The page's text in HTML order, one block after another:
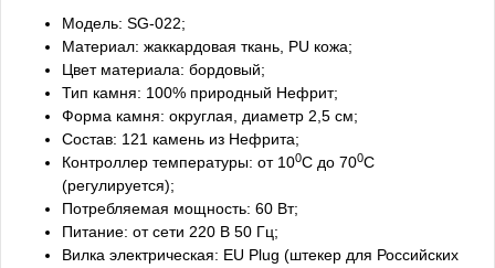
Модель: SG-022;
Материал: жаккардовая ткань, PU кожа;
Цвет материала: бордовый;
Тип камня: 100% природный Нефрит;
Форма камня: округлая, диаметр 2,5 см;
Состав: 121 камень из Нефрита;
Контроллер температуры: от 100С до 700С
(регулируется);
Потребляемая мощность: 60 Вт;
Питание: от сети 220 В 50 Гц;
Вилка электрическая: EU Plug (штекер для Российских